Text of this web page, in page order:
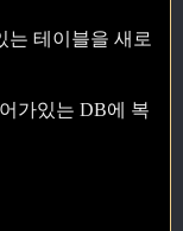
는 테이블을 새로
가있는 DB에 복